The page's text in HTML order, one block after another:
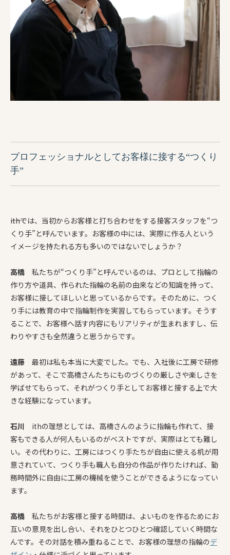
プロフェッショナルとしてお客様に接する“つくり
手”
――ithでは、当初からお客様と打ち合わせをする接客スタッフを“つ
くり手”と呼んでいます。お客様の中には、実際に作る人という
イメージを持たれる方も多いのではないでしょうか？
高橋 私たちが“つくり手”と呼んでいるのは、プロとして指輪の
作り方や道具、作られた指輪の名前の由来などの知識を持って、
お客様に接してほしいと思っているからです。そのために、つく
り手には教育の中で指輪制作を実習してもらっています。そうす
ることで、お客様へ話す内容にもリアリティが生まれますし、伝
わりやすさも全然違うと思うからです。
遠藤 最初は私も本当に大変でした。でも、入社後に工房で研修
があって、そこで高橋さんたちにものづくりの厳しさや楽しさを
学ばせてもらって、それがつくり手としてお客様と接する上で大
きな経験になっています。
石川 ithの理想としては、高橋さんのように指輪も作れて、接
客もできる人が何人もいるのがベストですが、実際はとても難し
い。その代わりに、工房にはつくり手たちが自由に使える机が用
意されていて、つくり手も職人も自分の作品が作りたければ、勤
務時間外に自由に工房の機械を使うことができるようになってい
ます。
高橋 私たちがお客様と接する時間は、よいものを作るためにお
互いの意見を出し合い、それをひとつひとつ確認していく時間な
んです。その対話を積み重ねることで、お客様の理想の指輪のデ